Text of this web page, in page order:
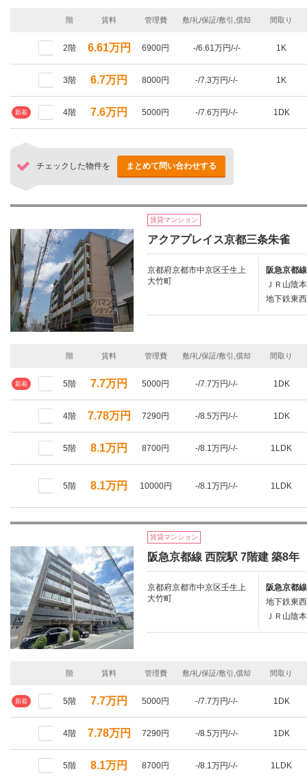
階 賃料 管理費 敷/礼/保証/敷引,償却 間取り
2階 6.61万円 6900円 -/6.61万円/-/- 1K
3階 6.7万円 8000円 -/7.3万円/-/- 1K
新着 4階 7.6万円 5000円 -/7.6万円/-/- 1DK
チェックした物件を まとめて問い合わせする
賃貸マンション
アクアプレイス京都三条朱雀
京都府京都市中京区壬生上
大竹町
阪急京都
ＪＲ山陰
地下鉄東
階 賃料 管理費 敷/礼/保証/敷引,償却 間取り
新着 5階 7.7万円 5000円 -/7.7万円/-/- 1DK
4階 7.78万円 7290円 -/8.5万円/-/- 1DK
5階 8.1万円 8700円 -/8.1万円/-/- 1LDK
5階 8.1万円 10000円 -/8.1万円/-/- 1LDK
賃貸マンション
阪急京都線 西院駅 7階建 築8年
京都府京都市中京区壬生上
大竹町
阪急京都
地下鉄東
ＪＲ山陰
階 賃料 管理費 敷/礼/保証/敷引,償却 間取り
新着 5階 7.7万円 5000円 -/7.7万円/-/- 1DK
4階 7.78万円 7290円 -/8.5万円/-/- 1DK
5階 8.1万円 8700円 -/8.1万円/-/- 1LDK